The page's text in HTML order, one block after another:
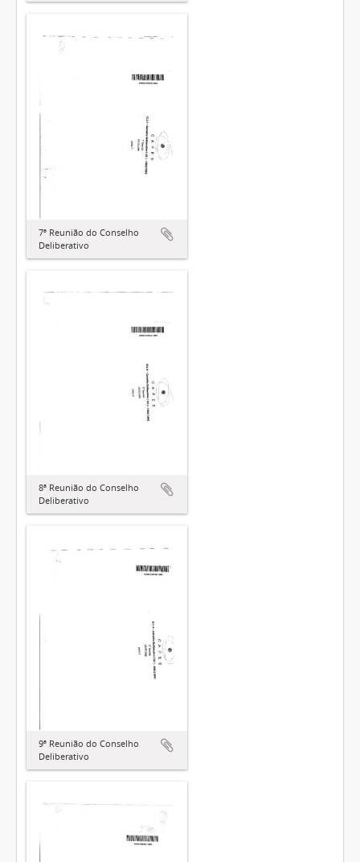
7ª Reunião do Conselho
Deliberativo
8ª Reunião do Conselho
Deliberativo
9ª Reunião do Conselho
Deliberativo